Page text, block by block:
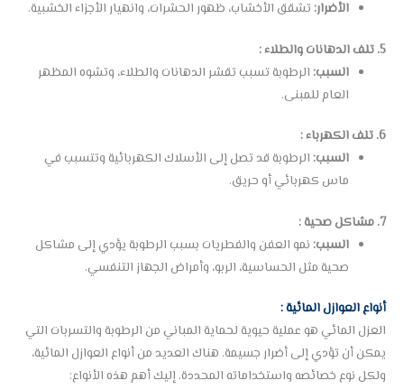
الأضرار:تشقق الأخشاب، ظهور الحشرات، وانهيار الأجزاء الخشبية.
5. تلف الدهانات والطلاء :
السبب:الرطوبة تسبب تقشر الدهانات والطلاء، وتشوه المظهر
العام للمبنى.
6. تلف الكهرباء :
السبب:الرطوبة قد تصل إلى الأسلاك الكهربائية وتتسبب في
ماس كهربائي أو حريق.
7. مشاكل صحية :
السبب:نمو العفن والفطريات بسبب الرطوبة يؤدي إلى مشاكل
صحية مثل الحساسية، الربو، وأمراض الجهاز التنفسي.
أنواع العوازل المائية :
العزل المائي هو عملية حيوية لحماية المباني من الرطوبة والتسربات التي
يمكن أن تؤدي إلى أضرار جسيمة. هناك العديد من أنواع العوازل المائية،
ولكل نوع خصائصه واستخداماته المحددة. إليك أهم هذه الأنواع: